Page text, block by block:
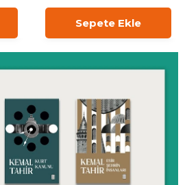
Sepete Ekle